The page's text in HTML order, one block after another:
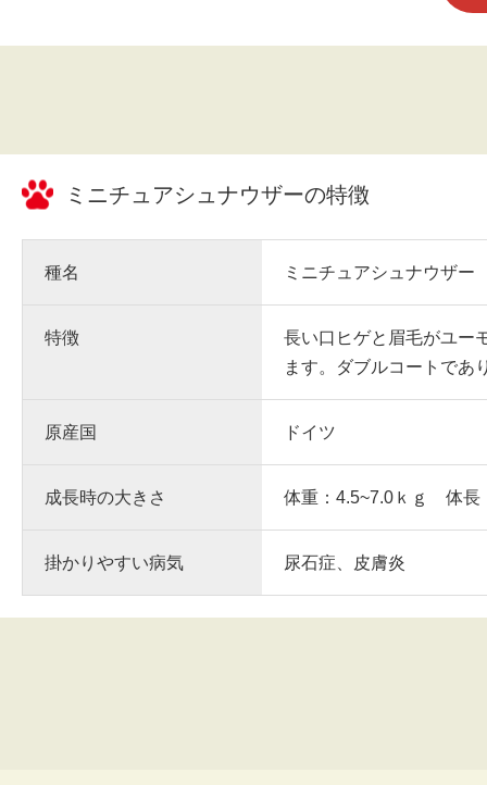
ミニチュアシュナウザーの特徴
種名 ミニチュアシュナウザー
特徴
長い口ヒゲと眉毛がユー
ます。ダブルコートであ
原産国 ドイツ
成長時の大きさ 体重：4.5~7.0ｋｇ 体
掛かりやすい病気 尿石症、皮膚炎